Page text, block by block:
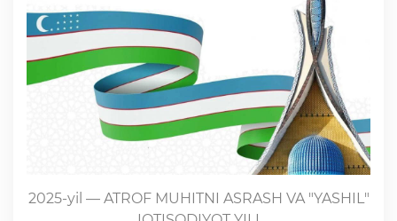
2025-yil — ATROF MUHITNI ASRASH VA "YASHIL"